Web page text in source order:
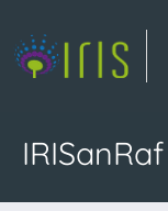
IRISanRaf